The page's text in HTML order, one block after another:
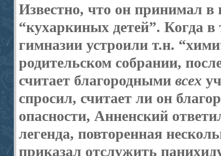
Известно, что он принимал
“кухаркиных детей”. Когда
гимназии устроили т.н.
родительском собрании,
считает благородными всех
спросил, считает ли он
опасности, Анненский
легенда, повторенная
приказал отслужить